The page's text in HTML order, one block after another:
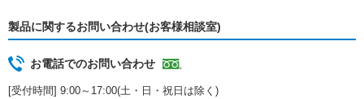
製品に関するお問い合わせ(お客様相談室)
お電話でのお問い合わせ
[受付時間] 9:00～17:00(土・日・祝日は除く)